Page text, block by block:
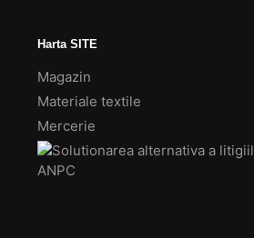
Harta SITE
Magazin
Materiale textile
Mercerie